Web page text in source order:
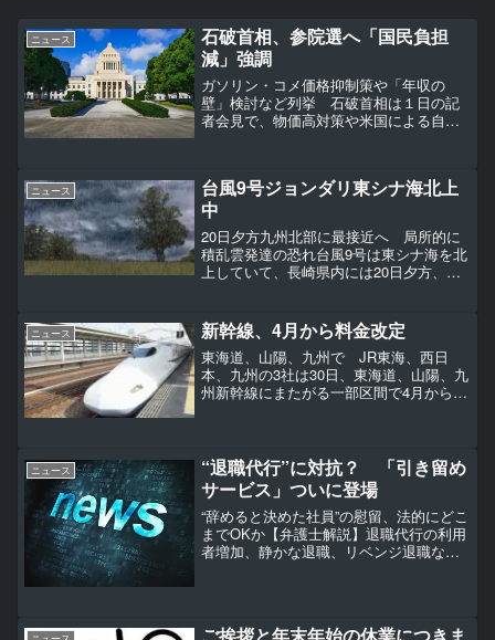
ニュース
石破首相、参院選へ「国民負担
減」強調
ガソリン・コメ価格抑制策や「年収の
壁」検討など列挙 石破首相は１日の記
者会見で、物価高対策や米国による自動
い考えだが、狙い通りの結果...
ニュース
台風9号ジョンダリ東シナ海北上
中
20日夕方九州北部に最接近へ 局所的に
積乱雲発達の恐れ台風9号は東シナ海を北
上していて、長崎県内には20日夕方、五
があり注意が必要です。【写真を見る】
台風9号ジョンダリ...
ニュース 新幹線、4月から料金改定
東海道、山陽、九州で JR東海、西日
本、九州の3社は30日、東海道、山陽、九
州新幹線にまたがる一部区間で4月から料
げとなる。【写...
ニュース
“退職代行”に対抗？ 「引き留め
サービス」ついに登場
“辞めると決めた社員”の慰留、法的にどこ
までOKか【弁護士解説】退職代行の利用
者増加、静かな退職、リベンジ退職な
退職時に困ったこ...